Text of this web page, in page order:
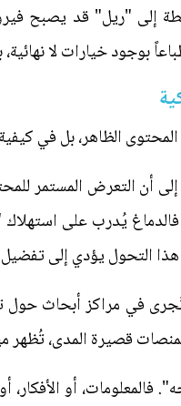
"ريل" قد يصبح
بوجود خيارات لا
الظاهر، بل في
أن التعرض المستمر
فالدماغ يُدرب على
هذا التحول يؤدي إلى
في مراكز أبحاث حول
قصيرة المدى، تُظهر
فالمعلومات، أو